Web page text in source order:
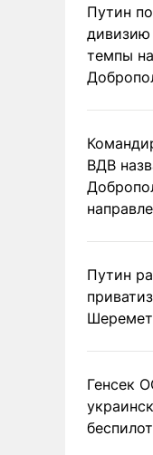
Путин
темпы
ВДВ
Путин
Генсек